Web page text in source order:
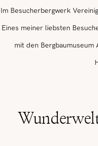
Im Besucherbergwerk
Eines meiner liebsten
mit den